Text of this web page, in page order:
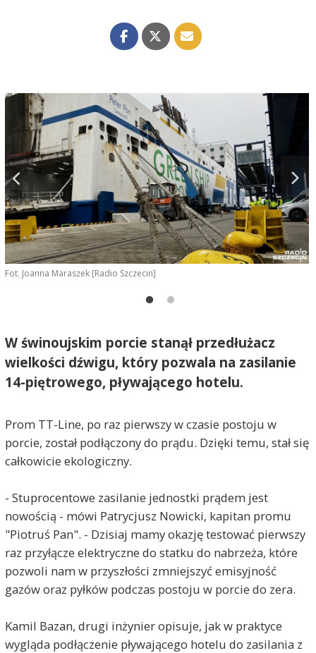
Fot. Joanna Maraszek [Radio Szczecin]
W świnoujskim porcie stanął przedłużacz
wielkości dźwigu, który pozwala na zasilanie
14-piętrowego, pływającego hotelu.
Prom TT-Line, po raz pierwszy w czasie postoju w
porcie, został podłączony do prądu. Dzięki temu, stał się
całkowicie ekologiczny.
- Stuprocentowe zasilanie jednostki prądem jest
nowością - mówi Patrycjusz Nowicki, kapitan promu
"Piotruś Pan". - Dzisiaj mamy okazję testować pierwszy
raz przyłącze elektryczne do statku do nabrzeża, które
pozwoli nam w przyszłości zmniejszyć emisyjność
gazów oraz pyłków podczas postoju w porcie do zera.
Kamil Bazan, drugi inżynier opisuje, jak w praktyce
wygląda podłączenie pływającego hotelu do zasilania z